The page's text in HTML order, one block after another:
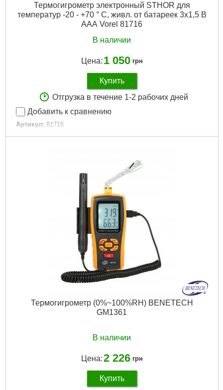
Термогигрометр электронный STHOR для
температур -20 - +70 ° С, живл. от батареек 3х1,5 В
ААА Vorel 81716
В наличии
Цена: 1 050 грн
Купить
Отгрузка в течение 1-2 рабочих дней
Добавить к сравнению
Артикул: 81716
Код товара: 26.50.57
Подробнее...
Термогигрометр (0%~100%RH) BENETECH
GM1361
В наличии
Цена:2 226 грн
Купить